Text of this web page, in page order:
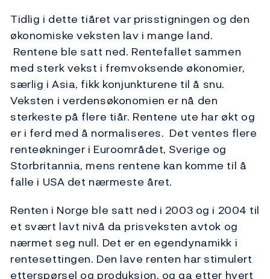
Tidlig i dette tiåret var prisstigningen og den
økonomiske veksten lav i mange land.
Rentene ble satt ned. Rentefallet sammen
med sterk vekst i fremvoksende økonomier,
særlig i Asia, fikk konjunkturene til å snu.
Veksten i verdensøkonomien er nå den
sterkeste på flere tiår. Rentene ute har økt og
er i ferd med å normaliseres. Det ventes flere
renteøkninger i Euroområdet, Sverige og
Storbritannia, mens rentene kan komme til å
falle i USA det nærmeste året.
Renten i Norge ble satt ned i 2003 og i 2004 til
et svært lavt nivå da prisveksten avtok og
nærmet seg null. Det er en egendynamikk i
rentesettingen. Den lave renten har stimulert
etterspørsel og produksjon, og ga etter hvert